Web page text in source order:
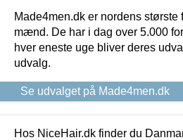
Made4men.dk er nordens
mænd. De har i dag over 5.000
hver eneste uge bliver deres
udvalg.
Se udvalget på Made4men.dk
Hos NiceHair.dk finder du